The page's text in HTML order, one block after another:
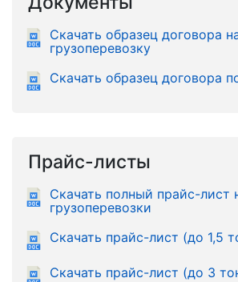
Скачать образец договора
грузоперевозку
Скачать образец договора
Прайс-листы
Скачать полный прайс-лист
грузоперевозки
Скачать прайс-лист (до 1,5
Скачать прайс-лист (до 3